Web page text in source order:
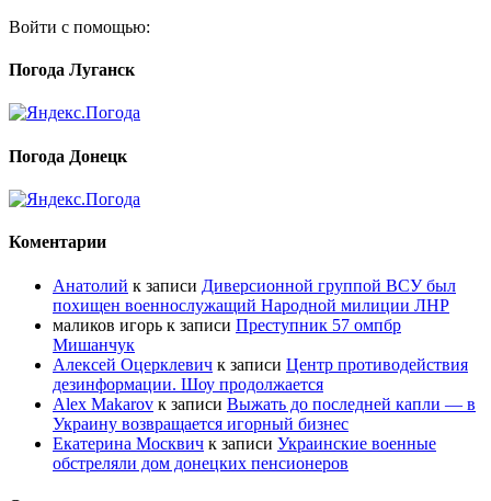
Войти с помощью:
Погода Луганск
Погода Донецк
Коментарии
Анатолий к записи Диверсионной группой ВСУ был
похищен военнослужащий Народной милиции ЛНР
маликов игорь к записи Преступник 57 омпбр
Мишанчук
Алексей Оцерклевич к записи Центр противодействия
дезинформации. Шоу продолжается
Alex Makarov к записи Выжать до последней капли — в
Украину возвращается игорный бизнес
Екатерина Москвич к записи Украинские военные
обстреляли дом донецких пенсионеров